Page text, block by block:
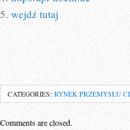
5. wejdź tutaj
CATEGORIES: RYNEK PRZEMYSŁU
Comments are closed.